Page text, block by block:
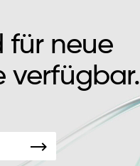
für neue
verfügbar.